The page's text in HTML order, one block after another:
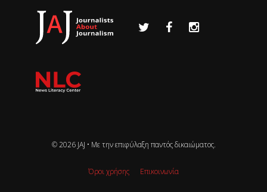
© 2026 JAJ • Mε την επιφύλαξη παντός δικαιώματος.
Όροι χρήσης Επικοινωνία